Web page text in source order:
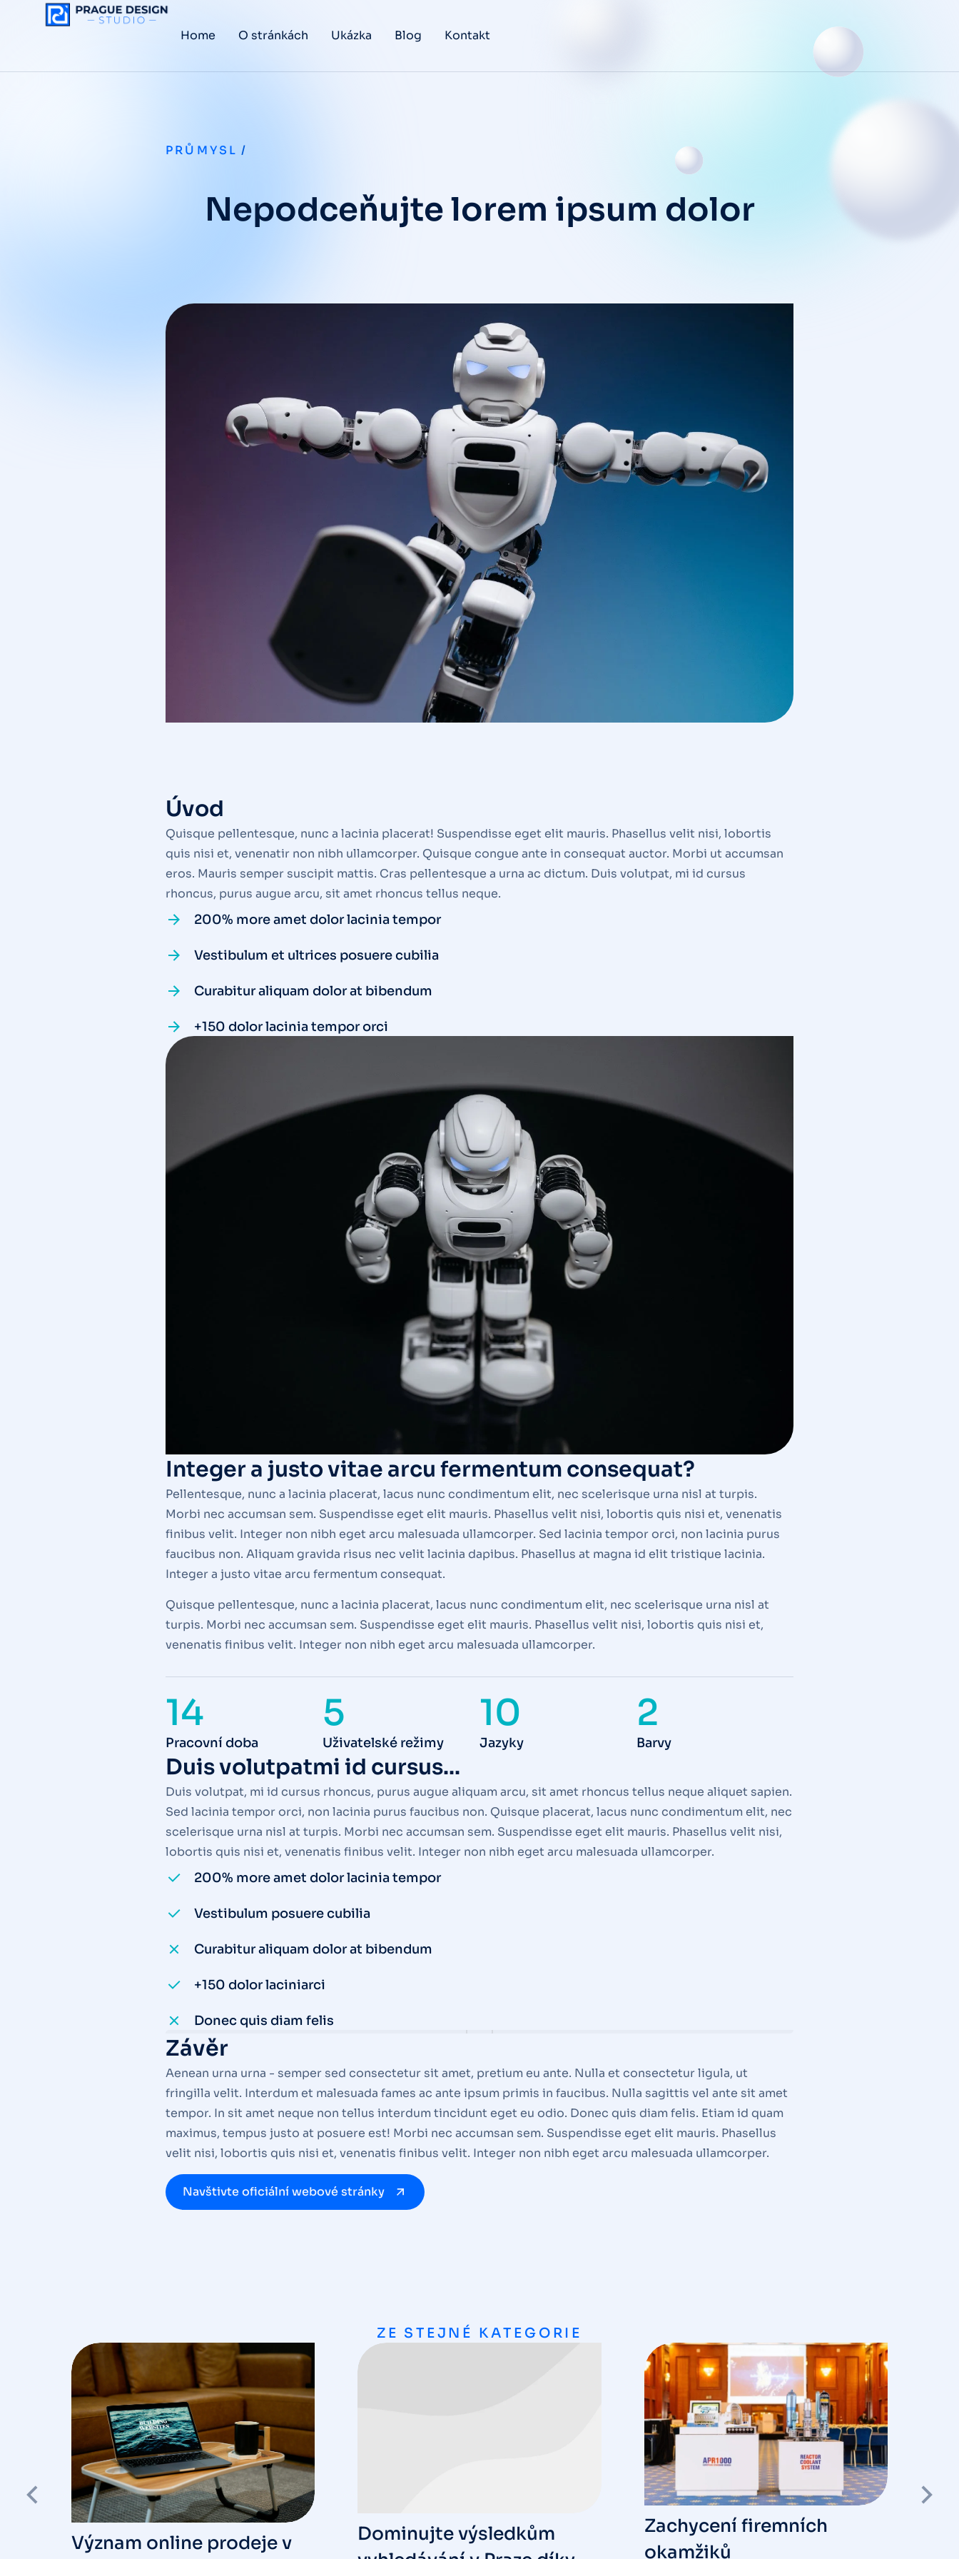
Home O stránkách Ukázka Blog Kontakt
PRŮMYSL /
Nepodceňujte lorem ipsum dolor
Úvod
Quisque pellentesque, nunc a lacinia placerat! Suspendisse eget elit mauris. Phasellus velit nisi, lobortis
quis nisi et, venenatir non nibh ullamcorper. Quisque congue ante in consequat auctor. Morbi ut accumsan
eros. Mauris semper suscipit mattis. Cras pellentesque a urna ac dictum. Duis volutpat, mi id cursus
rhoncus, purus augue arcu, sit amet rhoncus tellus neque.
200% more amet dolor lacinia tempor
Vestibulum et ultrices posuere cubilia
Curabitur aliquam dolor at bibendum
+150 dolor lacinia tempor orci
Integer a justo vitae arcu fermentum consequat?
Pellentesque, nunc a lacinia placerat, lacus nunc condimentum elit, nec scelerisque urna nisl at turpis.
Morbi nec accumsan sem. Suspendisse eget elit mauris. Phasellus velit nisi, lobortis quis nisi et, venenatis
finibus velit. Integer non nibh eget arcu malesuada ullamcorper. Sed lacinia tempor orci, non lacinia purus
faucibus non. Aliquam gravida risus nec velit lacinia dapibus. Phasellus at magna id elit tristique lacinia.
Integer a justo vitae arcu fermentum consequat.
Quisque pellentesque, nunc a lacinia placerat, lacus nunc condimentum elit, nec scelerisque urna nisl at
turpis. Morbi nec accumsan sem. Suspendisse eget elit mauris. Phasellus velit nisi, lobortis quis nisi et,
venenatis finibus velit. Integer non nibh eget arcu malesuada ullamcorper.
14
Pracovní doba
5
Uživatelské režimy
10
Jazyky
2
Barvy
Duis volutpatmi id cursus...
Duis volutpat, mi id cursus rhoncus, purus augue aliquam arcu, sit amet rhoncus tellus neque aliquet sapien.
Sed lacinia tempor orci, non lacinia purus faucibus non. Quisque placerat, lacus nunc condimentum elit, nec
scelerisque urna nisl at turpis. Morbi nec accumsan sem. Suspendisse eget elit mauris. Phasellus velit nisi,
lobortis quis nisi et, venenatis finibus velit. Integer non nibh eget arcu malesuada ullamcorper.
200% more amet dolor lacinia tempor
Vestibulum posuere cubilia
Curabitur aliquam dolor at bibendum
+150 dolor laciniarci
Donec quis diam felis
Závěr
Aenean urna urna - semper sed consectetur sit amet, pretium eu ante. Nulla et consectetur ligula, ut
fringilla velit. Interdum et malesuada fames ac ante ipsum primis in faucibus. Nulla sagittis vel ante sit amet
tempor. In sit amet neque non tellus interdum tincidunt eget eu odio. Donec quis diam felis. Etiam id quam
maximus, tempus justo at posuere est! Morbi nec accumsan sem. Suspendisse eget elit mauris. Phasellus
velit nisi, lobortis quis nisi et, venenatis finibus velit. Integer non nibh eget arcu malesuada ullamcorper.
Navštivte oficiální webové stránky
ZE STEJNÉ KATEGORIE
Význam online prodeje v
Dominujte výsledkům
Zachycení firemních
okamžiků